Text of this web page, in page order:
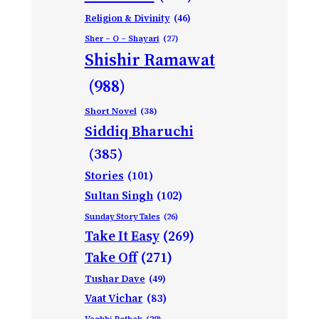
Religion & Divinity (46)
Sher – O – Shayari (27)
Shishir Ramawat
(988)
Short Novel (38)
Siddiq Bharuchi
(385)
Stories (101)
Sultan Singh (102)
Sunday Story Tales (26)
Take It Easy (269)
Take Off (271)
Tushar Dave (49)
Vaat Vichar (83)